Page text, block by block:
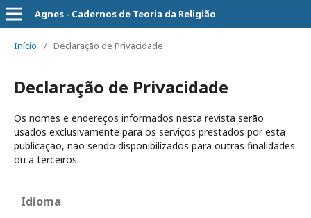
Agnes - Cadernos de Teoria da Religião
Início / Declaração de Privacidade
Declaração de Privacidade
Os nomes e endereços informados nesta revista serão
usados exclusivamente para os serviços prestados por esta
publicação, não sendo disponibilizados para outras finalidades
ou a terceiros.
Idioma